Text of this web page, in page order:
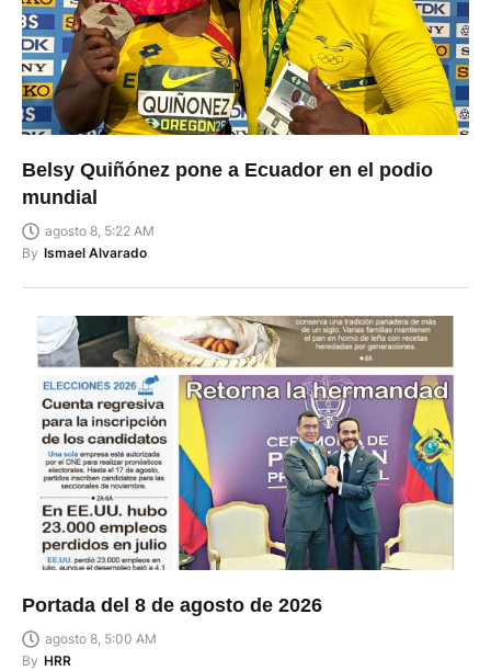
Belsy Quiñónez pone a Ecuador en el podio
mundial
agosto 8, 5:22 AM
By Ismael Alvarado
Portada del 8 de agosto de 2026
agosto 8, 5:00 AM
By HRR